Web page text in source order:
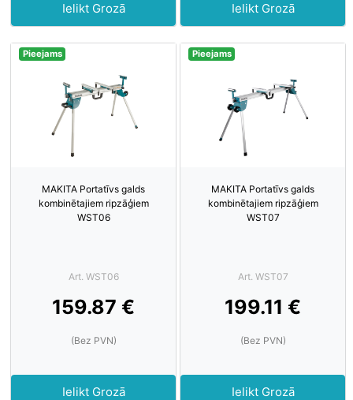
Ielikt Grozā Ielikt Grozā
Pieejams
MAKITA Portatīvs galds
kombinētajiem ripzāģiem
WST06
Art. WST06
159.87 €
(Bez PVN)
Ielikt Grozā
Pieejams
MAKITA Portatīvs galds
kombinētajiem ripzāģiem
WST07
Art. WST07
199.11 €
(Bez PVN)
Ielikt Grozā